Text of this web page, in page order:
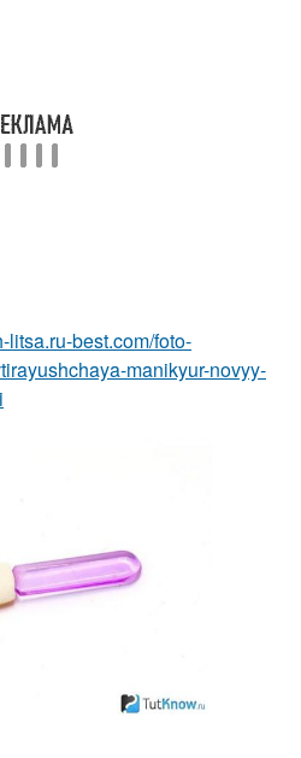
litsa.ru-best.com/foto-
manikyur-novyy-